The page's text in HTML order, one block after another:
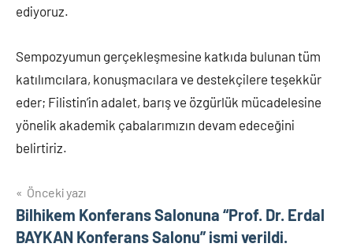
ediyoruz.
Sempozyumun gerçekleşmesine katkıda bulunan tüm
katılımcılara, konuşmacılara ve destekçilere teşekkür
eder; Filistin’in adalet, barış ve özgürlük mücadelesine
yönelik akademik çabalarımızın devam edeceğini
belirtiriz.
Yazı
gezinmesi
Önceki yazı
Bilhikem Konferans Salonuna “Prof. Dr. Erdal
BAYKAN Konferans Salonu” ismi verildi.